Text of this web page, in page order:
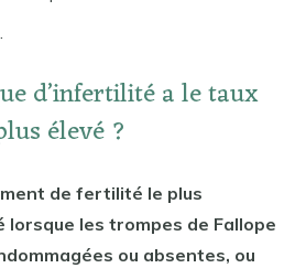
d’infertilité a le taux
élevé ?
de fertilité le plus
lorsque les trompes de Fallope
ou absentes, ou